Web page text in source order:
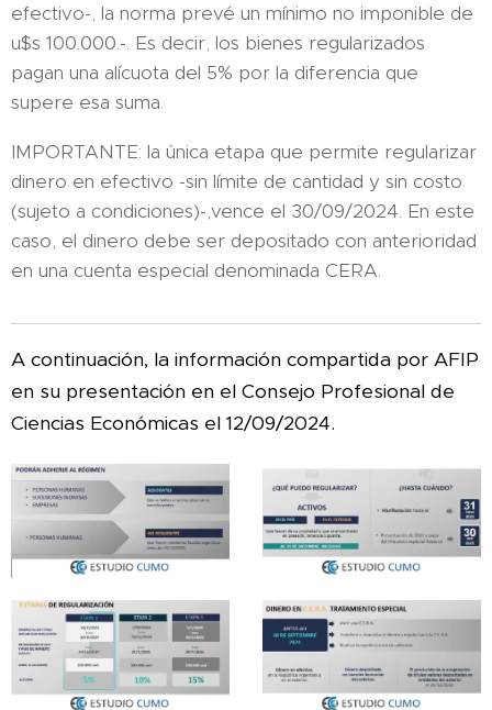
efectivo-, la norma prevé un mínimo no imponible de
u$s 100.000.-. Es decir, los bienes regularizados
pagan una alícuota del 5% por la diferencia que
supere esa suma.
IMPORTANTE: la única etapa que permite regularizar
dinero en efectivo -sin límite de cantidad y sin costo
(sujeto a condiciones)-,vence el 30/09/2024. En este
caso, el dinero debe ser depositado con anterioridad
en una cuenta especial denominada CERA.
A continuación, la información compartida por AFIP
en su presentación en el Consejo Profesional de
Ciencias Económicas el 12/09/2024.